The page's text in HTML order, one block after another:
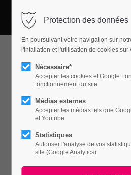
Login
Benutzername
Anmelden
Register|Lost your password?
Fancy
Lorem ipsum dolor sit
adipiscing elit. Aenean
dolor. Aenean
Protection des données
En poursuivant votre navigation sur
l'intallation et l'utilisation de cookies sur
Nécessaire*
Accepter les cookies et Google
fonctionnement du site
Médias externes
Accepter les médias tels que
et Youtube
Statistiques
Autoriser l'analyse de vos
site (Google Analytics)